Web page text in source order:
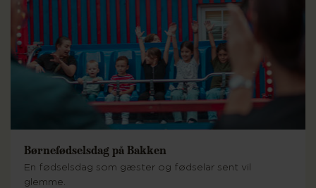
Børnefødselsdag på Bakken
En fødselsdag som gæster og fødselar sent vil
glemme.